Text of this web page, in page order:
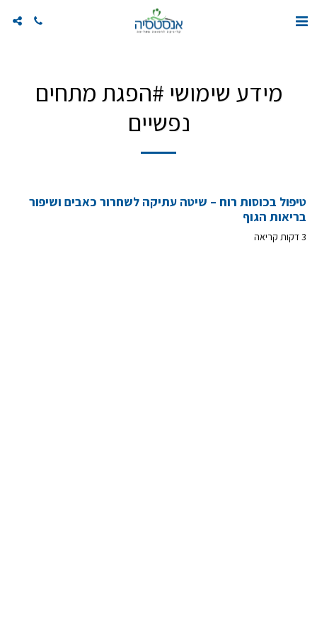
מידע שימושי #הפגת מתחים
נפשיים
טיפול בכוסות רוח – שיטה עתיקה לשחרור כאבים ושיפור
בריאות הגוף
3 דקות קריאה